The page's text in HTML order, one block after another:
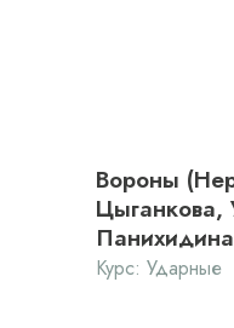
Вороны
Цыганкова,
Панихидина
Курс: Ударные